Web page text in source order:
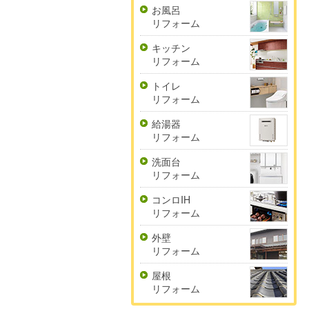
お風呂
リフォーム
キッチン
リフォーム
トイレ
リフォーム
給湯器
リフォーム
洗面台
リフォーム
コンロIH
リフォーム
外壁
リフォーム
屋根
リフォーム